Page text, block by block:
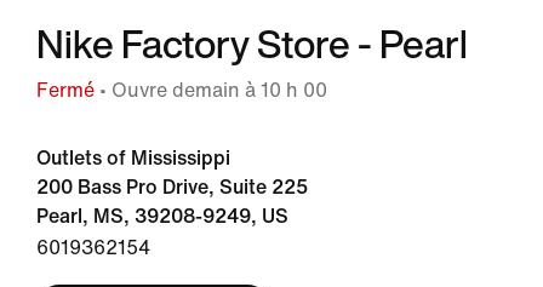
Nike Factory Store - Pearl
Fermé • Ouvre demain à 10 h 00
Outlets of Mississippi
200 Bass Pro Drive, Suite 225
Pearl, MS, 39208-9249, US
6019362154